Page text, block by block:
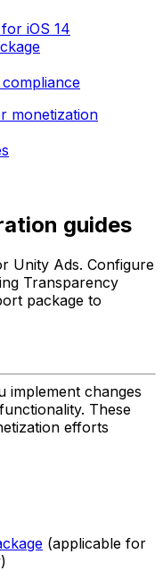
iOS 14
monetization
guides
Unity Ads. Configure
Transparency
package to
implement changes
These
efforts
(applicable for